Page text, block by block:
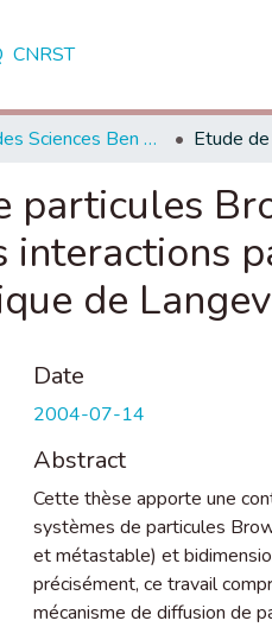
CNRST
Faculté des Sciences Ben M'Sick - Casablanca
particules
interactions
de
Date
2004-07-14
Abstract
Cette thèse apporte une
systèmes de particules
et métastable) et
précisément, ce travail
mécanisme de diffusion de